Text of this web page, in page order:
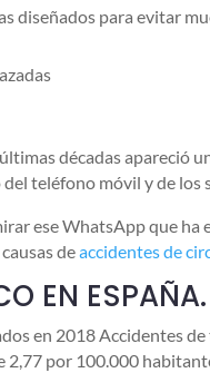
diseñados para evitar
décadas
del teléfono móvil y de
ese WhatsApp que
deaccidentes de
EN
en 2018 Accidentes
por 100.000